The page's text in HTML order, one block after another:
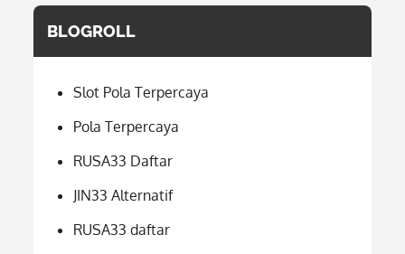
BLOGROLL
Slot Pola Terpercaya
Pola Terpercaya
RUSA33 Daftar
JIN33 Alternatif
RUSA33 daftar